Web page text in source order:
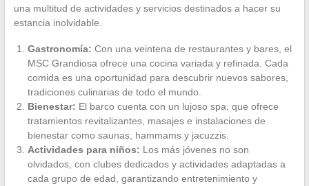
una multitud de actividades y servicios destinados a hacer su
estancia inolvidable.
Gastronomía: Con una veintena de restaurantes y bares, el
MSC Grandiosa ofrece una cocina variada y refinada. Cada
comida es una oportunidad para descubrir nuevos sabores,
tradiciones culinarias de todo el mundo.
Bienestar: El barco cuenta con un lujoso spa, que ofrece
tratamientos revitalizantes, masajes e instalaciones de
bienestar como saunas, hammams y jacuzzis.
Actividades para niños: Los más jóvenes no son
olvidados, con clubes dedicados y actividades adaptadas a
cada grupo de edad, garantizando entretenimiento y